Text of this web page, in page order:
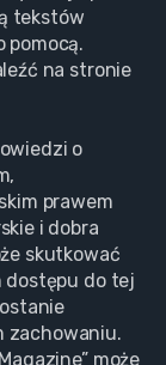
tekstów
pomocą.
na stronie
o
prawem
i dobra
skutkować
dostępu do tej
zachowaniu.
może